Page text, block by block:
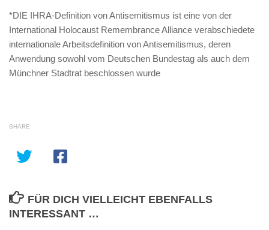
*DIE IHRA-Definition von Antisemitismus ist eine von der
International Holocaust Remembrance Alliance verabschiedete
internationale Arbeitsdefinition von Antisemitismus, deren
Anwendung sowohl vom Deutschen Bundestag als auch dem
Münchner Stadtrat beschlossen wurde
SHARE
FÜR DICH VIELLEICHT EBENFALLS
INTERESSANT …